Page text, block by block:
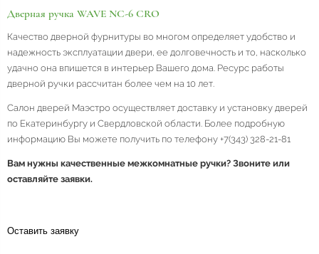
Дверная ручка WAVE NC-6 CRO
Качество дверной фурнитуры во многом определяет удобство и
надежность эксплуатации двери, ее долговечность и то, насколько
удачно она впишется в интерьер Вашего дома. Ресурс работы
дверной ручки рассчитан более чем на 10 лет.
Салон дверей Маэстро осуществляет доставку и установку дверей
по Екатеринбургу и Свердловской области. Более подробную
информацию Вы можете получить по телефону +7(343) 328-21-81
Вам нужны качественные межкомнатные ручки? Звоните или
оставляйте заявки.
Оставить заявку